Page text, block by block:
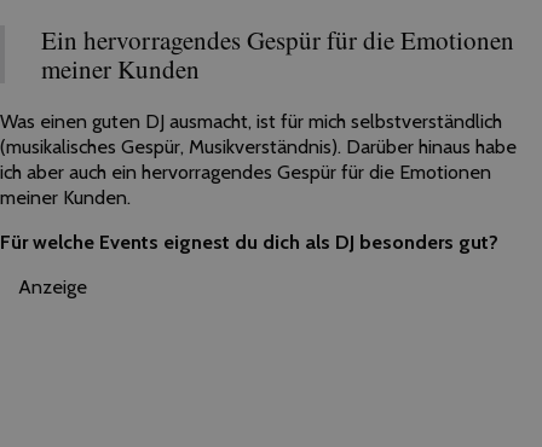
Ein hervorragendes Gespür für die Emotionen
meiner Kunden
Was einen guten DJ ausmacht, ist für mich selbstverständlich
(musikalisches Gespür, Musikverständnis). Darüber hinaus habe
ich aber auch ein hervorragendes Gespür für die Emotionen
meiner Kunden.
Für welche Events eignest du dich als DJ besonders gut?
Anzeige